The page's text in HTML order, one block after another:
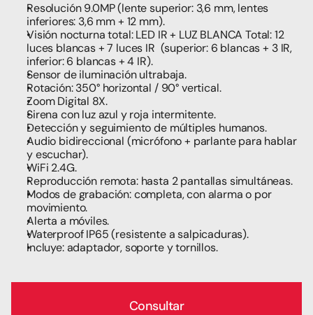
Resolución 9.0MP (lente superior: 3,6 mm, lentes
inferiores: 3,6 mm + 12 mm).
Visión nocturna total: LED IR + LUZ BLANCA Total: 12
luces blancas + 7 luces IR  (superior: 6 blancas + 3 IR,
inferior: 6 blancas + 4 IR).
Sensor de iluminación ultrabaja.
Rotación: 350° horizontal / 90° vertical.
Zoom Digital 8X.
Sirena con luz azul y roja intermitente.
Detección y seguimiento de múltiples humanos.
Audio bidireccional (micrófono + parlante para hablar
y escuchar).
WiFi 2.4G.
Reproducción remota: hasta 2 pantallas simultáneas.
Modos de grabación: completa, con alarma o por
movimiento.
Alerta a móviles.
Waterproof IP65 (resistente a salpicaduras).
Incluye: adaptador, soporte y tornillos.
Consultar